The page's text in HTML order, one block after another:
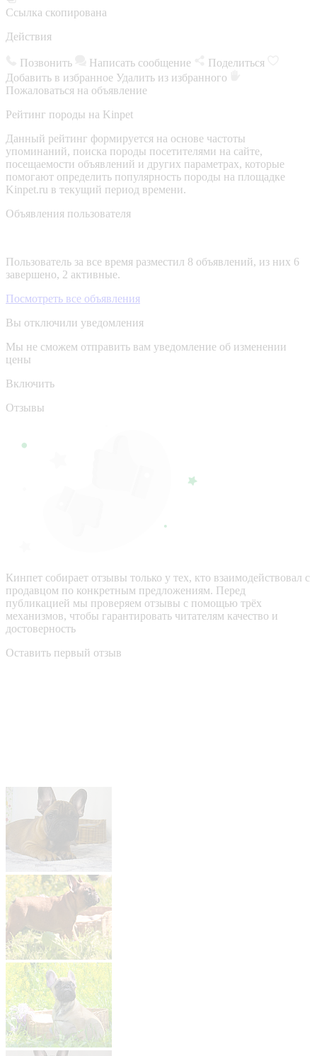
Ссылка скопирована
Действия
Позвонить Написать сообщение
Поделиться
Добавить в избранное Удалить из избранного
Пожаловаться на объявление
Рейтинг породы на Kinpet
Данный рейтинг формируется на основе частоты
упоминаний, поиска породы посетителями на сайте,
посещаемости объявлений и других параметрах, которые
помогают определить популярность породы на площадке
Kinpet.ru в текущий период времени.
Объявления пользователя
Пользователь за все время разместил 8 объявлений, из них 6
завершено, 2 активные.
Посмотреть все объявления
Вы отключили уведомления
Мы не сможем отправить вам уведомление об изменении
цены
Включить
Отзывы
Кинпет собирает отзывы только у тех, кто взаимодействовал с
продавцом по конкретным предложениям. Перед
публикацией мы проверяем отзывы с помощью трёх
механизмов, чтобы гарантировать читателям качество и
достоверность
Оставить первый отзыв